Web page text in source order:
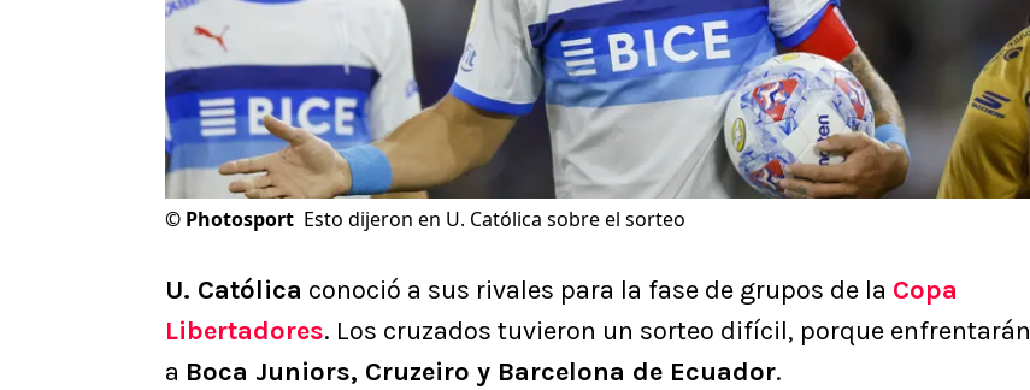
© Photosport Esto dijeron en U. Católica sobre el sorteo
U. Católica conoció a sus rivales para la fase de grupos de la Copa
Libertadores. Los cruzados tuvieron un sorteo difícil, porque enfrentarán
a Boca Juniors, Cruzeiro y Barcelona de Ecuador.